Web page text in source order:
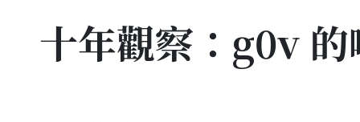
十年觀察：g0v